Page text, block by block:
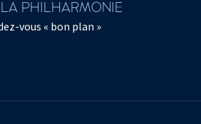
PHILHARMONIE
vous « bon plan »